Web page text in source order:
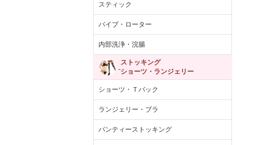
スティック
バイブ・ローター
内部洗浄・浣腸
ストッキング
ショーツ・ランジェリー
ショーツ・Ｔバック
ランジェリー・ブラ
パンティーストッキング